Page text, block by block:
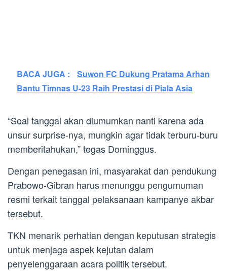
BACA JUGA :
Suwon FC Dukung Pratama Arhan
Bantu Timnas U-23 Raih Prestasi di Piala Asia
“Soal tanggal akan diumumkan nanti karena ada
unsur surprise-nya, mungkin agar tidak terburu-buru
memberitahukan,” tegas Dominggus.
Dengan penegasan ini, masyarakat dan pendukung
Prabowo-Gibran harus menunggu pengumuman
resmi terkait tanggal pelaksanaan kampanye akbar
tersebut.
TKN menarik perhatian dengan keputusan strategis
untuk menjaga aspek kejutan dalam
penyelenggaraan acara politik tersebut.